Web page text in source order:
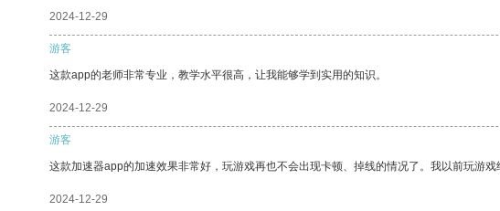
2024-12-29
游客
这款app的老师非常专业，教学水平很高，让我能够学到实用的知识。
2024-12-29
游客
这款加速器app的加速效果非常好，玩游戏再也不会出现卡顿、掉线的情况了。我以前玩游
2024-12-29